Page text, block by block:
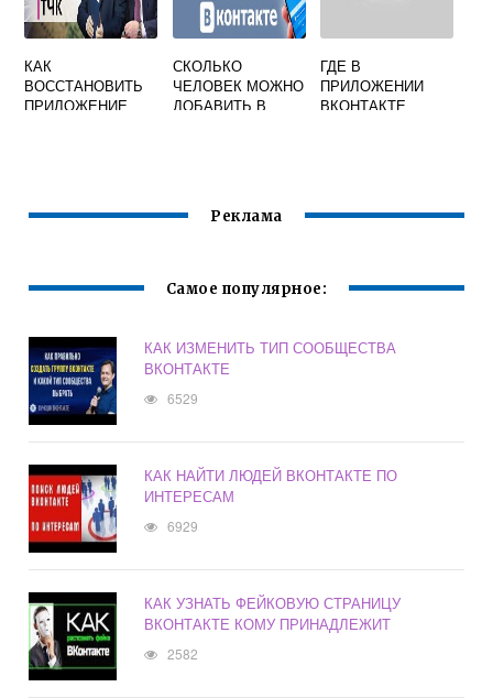
КАК
ВОССТАНОВИТЬ
ПРИЛОЖЕНИЕ
СКОЛЬКО
ЧЕЛОВЕК МОЖНО
ДОБАВИТЬ В
ГДЕ В
ПРИЛОЖЕНИИ
ВКОНТАКТЕ
Реклама
Самое популярное:
КАК ИЗМЕНИТЬ ТИП СООБЩЕСТВА
ВКОНТАКТЕ
6529
КАК НАЙТИ ЛЮДЕЙ ВКОНТАКТЕ ПО
ИНТЕРЕСАМ
6929
КАК УЗНАТЬ ФЕЙКОВУЮ СТРАНИЦУ
ВКОНТАКТЕ КОМУ ПРИНАДЛЕЖИТ
2582